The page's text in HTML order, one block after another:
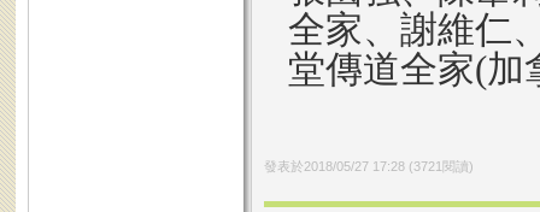
全家、謝維仁
堂傳道全家(加
發表於2018/05/27 17:28(3721 閱讀)